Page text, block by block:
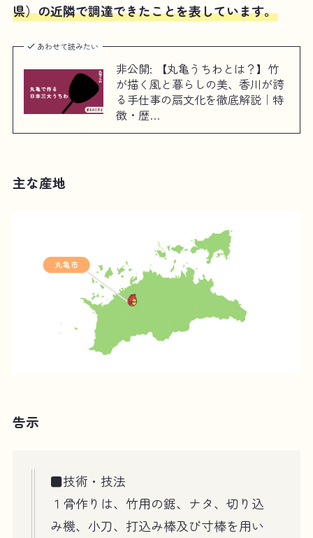
県）の近隣で調達できたことを表しています。
あわせて読みたい
非公開: 【丸亀うちわとは？】竹
が描く風と暮らしの美、香川が誇
る手仕事の扇文化を徹底解説｜特
徴・歴…
主な産地
告示
■技術・技法
１骨作りは、竹用の鋸、ナタ、切り込
み機、小刀、打込み棒及び寸棒を用い